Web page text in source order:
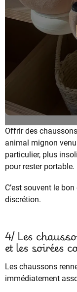
Offrir des
animal mignon
particulier, plus
pour rester portable.
C’est souvent le
discrétion.
4/ Les
et les soirées
Les chaussons
immédiatement